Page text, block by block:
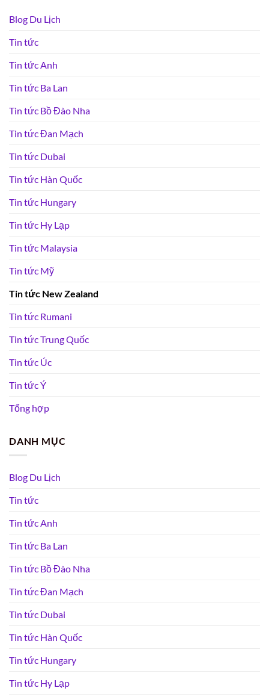
Blog Du Lịch
Tin tức
Tin tức Anh
Tin tức Ba Lan
Tin tức Bồ Đào Nha
Tin tức Đan Mạch
Tin tức Dubai
Tin tức Hàn Quốc
Tin tức Hungary
Tin tức Hy Lạp
Tin tức Malaysia
Tin tức Mỹ
Tin tức New Zealand
Tin tức Rumani
Tin tức Trung Quốc
Tin tức Úc
Tin tức Ý
Tổng hợp
DANH MỤC
Blog Du Lịch
Tin tức
Tin tức Anh
Tin tức Ba Lan
Tin tức Bồ Đào Nha
Tin tức Đan Mạch
Tin tức Dubai
Tin tức Hàn Quốc
Tin tức Hungary
Tin tức Hy Lạp